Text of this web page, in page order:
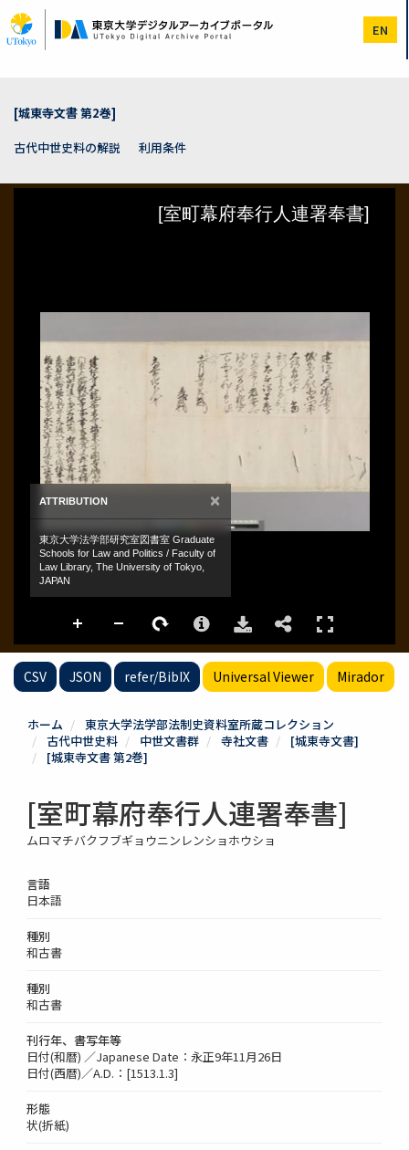
イ
ン
EN
[城東寺文書 第2巻]
古代中世史料の解説
利用条件
CSV JSON refer/BibIX Universal Viewer Mirador
ホーム
東京大学法学部法制史資料室所蔵コレクション
古代中世史料
中世文書群 寺社文書
[城東寺文書]
[城東寺文書 第2巻]
[室町幕府奉行人連署奉書]
ムロマチバクフブギョウニンレンショホウショ
言語
日本語
種別
和古書
種別
和古書
刊行年、書写年等
日付(和暦) ／Japanese Date：永正9年11月26日
日付(西暦)／A.D.：[1513.1.3]
形態
状(折紙)